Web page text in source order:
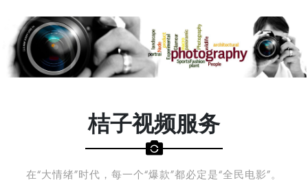
桔子视频服务
在“大情绪”时代，每一个“爆款”都必定是“全民电影”。